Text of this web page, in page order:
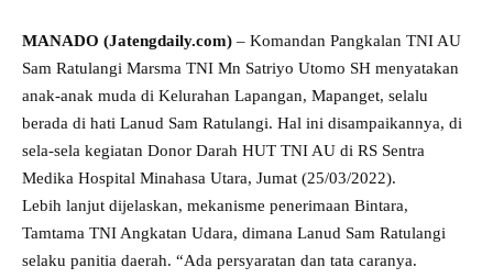
MANADO (Jatengdaily.com) – Komandan Pangkalan TNI AU
Sam Ratulangi Marsma TNI Mn Satriyo Utomo SH menyatakan
anak-anak muda di Kelurahan Lapangan, Mapanget, selalu
berada di hati Lanud Sam Ratulangi. Hal ini disampaikannya, di
sela-sela kegiatan Donor Darah HUT TNI AU di RS Sentra
Medika Hospital Minahasa Utara, Jumat (25/03/2022).
Lebih lanjut dijelaskan, mekanisme penerimaan Bintara,
Tamtama TNI Angkatan Udara, dimana Lanud Sam Ratulangi
selaku panitia daerah. “Ada persyaratan dan tata caranya.